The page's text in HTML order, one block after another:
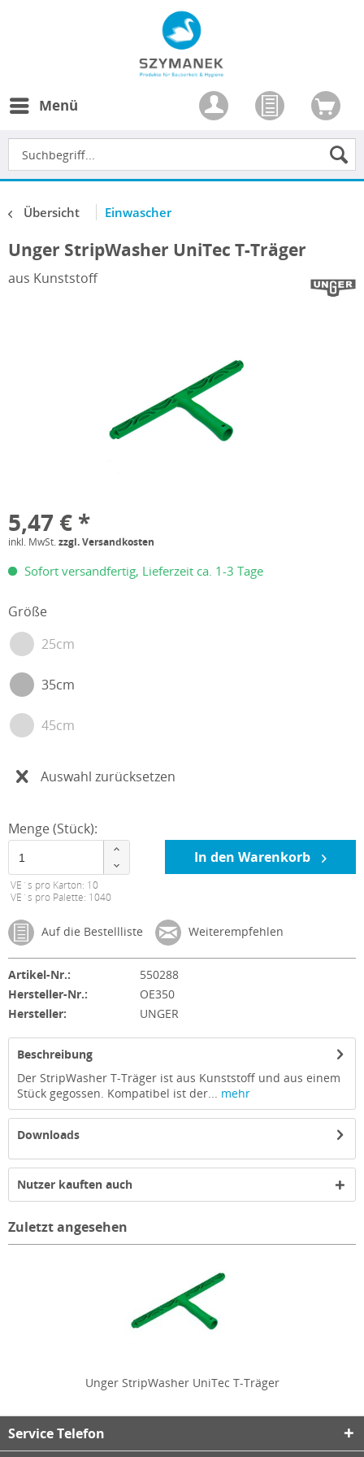
Menü
Übersicht Einwascher
Unger StripWasher UniTec T-Träger
aus Kunststoff
5,47 € *
inkl. MwSt.zzgl. Versandkosten
Sofort versandfertig, Lieferzeit ca. 1-3 Tage
Größe
25cm
35cm
45cm
Auswahl zurücksetzen
Menge (Stück):
VE´s pro Karton: 10
VE´s pro Palette: 1040
In den Warenkorb
Auf die Bestellliste Weiterempfehlen
Artikel-Nr.:
550288
Hersteller-Nr.:
OE350
Hersteller:
UNGER
Beschreibung
Der StripWasher T-Träger ist aus Kunststoff und aus einem
Stück gegossen. Kompatibel ist der... mehr
Downloads
Nutzer kauften auch
Zuletzt angesehen
Unger StripWasher UniTec T-Träger
Service Telefon